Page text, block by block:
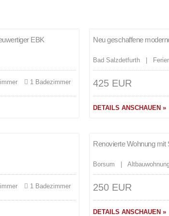
EBK
1 Badezimmer
Neu geschaffene
Bad Salzdetfurth |
425 EUR
DETAILS ANSCHAUEN »
1 Badezimmer
Renovierte Wohnung mit
Borsum |
250 EUR
DETAILS ANSCHAUEN »